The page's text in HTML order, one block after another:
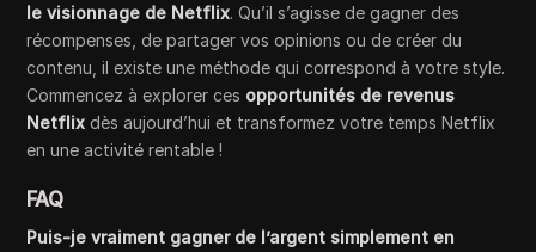
le visionnage de Netflix. Qu’il s’agisse de gagner des
récompenses, de partager vos opinions ou de créer du
contenu, il existe une méthode qui correspond à votre style.
Commencez à explorer ces opportunités de revenus
Netflix dès aujourd’hui et transformez votre temps Netflix
en une activité rentable !
FAQ
Puis-je vraiment gagner de l’argent simplement en